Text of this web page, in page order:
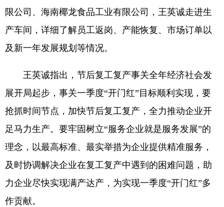
限公司、海南椰龙食品工业有限公司，王英诚走进生
产车间，详细了解员工返岗、产能恢复、市场订单以
及新一年发展规划等情况。
王英诚指出，节后复工复产事关全年经济社会发
展开局起步，事关一季度“开门红”目标顺利实现，要
抢抓时间节点，加快节后复工复产，全力推动企业开
足马力生产。要牢固树立“服务企业就是服务发展”的
理念，以最高标准、最实举措为企业提供精准服务，
及时协调解决企业在复工复产中遇到的困难问题，助
力企业尽快实现满产达产，为实现一季度“开门红”多
作贡献。